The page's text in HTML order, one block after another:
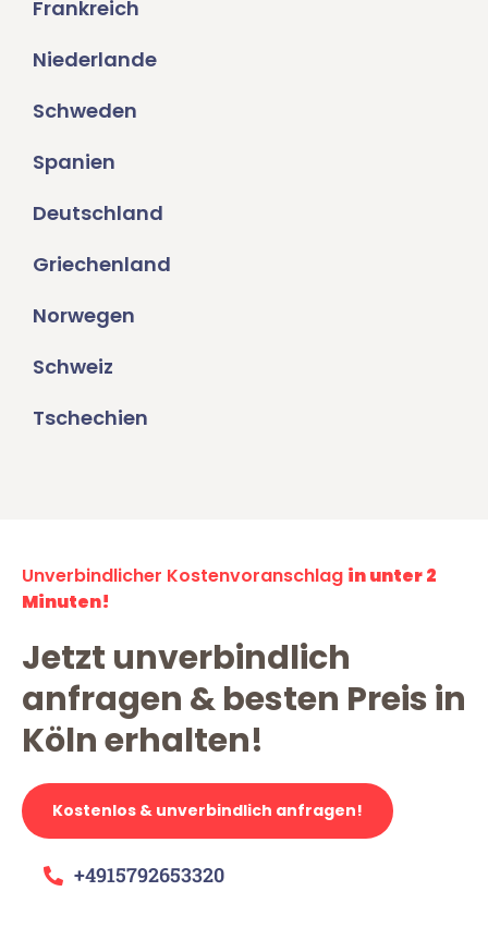
Frankreich
Niederlande
Schweden
Spanien
Deutschland
Griechenland
Norwegen
Schweiz
Tschechien
Unverbindlicher Kostenvoranschlag in unter 2
Minuten!
Jetzt unverbindlich
anfragen & besten Preis in
Köln erhalten!
Kostenlos & unverbindlich anfragen!
+4915792653320